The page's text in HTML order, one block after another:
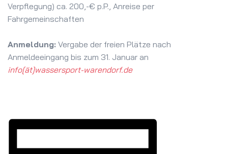
Verpflegung) ca. 200,-€ p.P., Anreise per
Fahrgemeinschaften
Anmeldung: Vergabe der freien Plätze nach
Anmeldeeingang bis zum 31. Januar an
info[ät]wassersport-warendorf.de